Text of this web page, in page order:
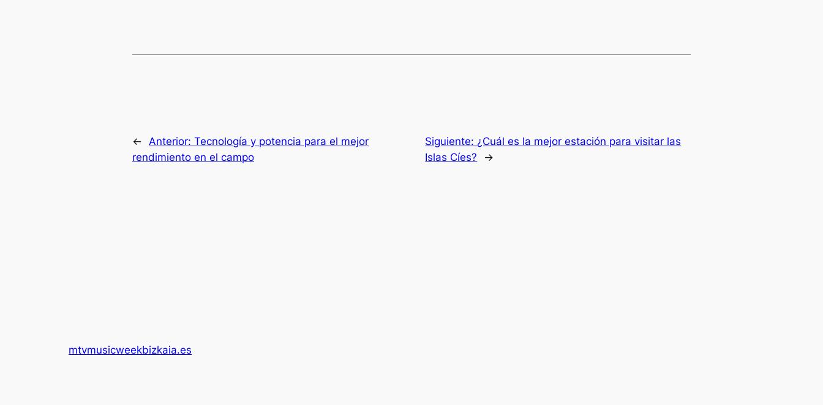
← Anterior: Tecnología y potencia para el mejor
rendimiento en el campo
Siguiente: ¿Cuál es la mejor estación para visitar las
Islas Cíes?
→
mtvmusicweekbizkaia.es